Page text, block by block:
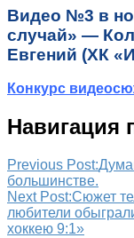
Видео №3 в
случай» —
Евгений (ХК
Конкурс
Навигация
Previous Post:
большинстве.
Next Post:Сюжет
любители
хоккею 9:1»